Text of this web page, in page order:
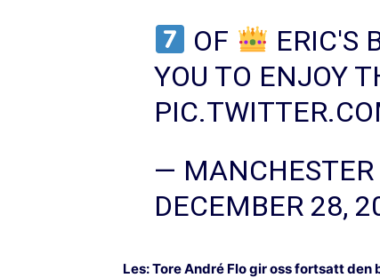
OF
ERIC'S
YOU TO ENJOY
—
DECEMBER 28,
Les:Tore André Flo gir oss fortsatt den